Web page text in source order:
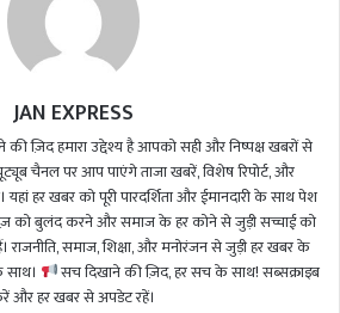
JAN EXPRESS
ज़िद हमारा उद्देश्य है आपको सही और निष्पक्ष खबरों से
चैनल पर आप पाएंगे ताजा खबरें, विशेष रिपोर्ट, और
यहां हर खबर को पूरी पारदर्शिता और ईमानदारी के साथ पेश
को बुलंद करने और समाज के हर कोने से जुड़ी सच्चाई को
राजनीति, समाज, शिक्षा, और मनोरंजन से जुड़ी हर खबर के
सच दिखाने की ज़िद, हर सच के साथ! सब्सक्राइब
और हर खबर से अपडेट रहें।